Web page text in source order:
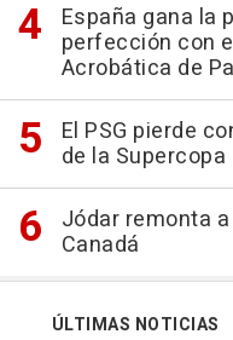
España gana la
perfección con
Acrobática de
El PSG pierde
de la Supercopa
Jódar remonta
Canadá
ÚLTIMAS NOTICIAS